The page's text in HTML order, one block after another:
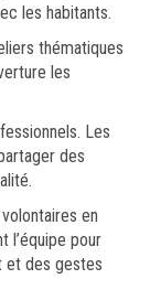
les habitants.
thématiques
les
Les
des
en
l’équipe pour
et des gestes